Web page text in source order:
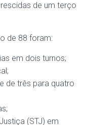
de um terço
de 88 foram:
em dois turnos;
de três para quatro
(STJ) em